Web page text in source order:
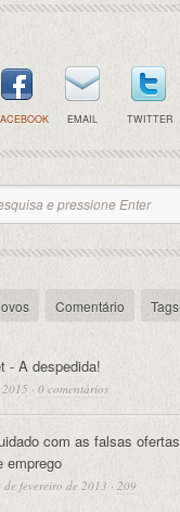
EMAIL TWITTER
Comentário Tags
- A despedida!
2015 · 0 comentários
com as falsas ofertas
emprego
de fevereiro de 2013 · 209